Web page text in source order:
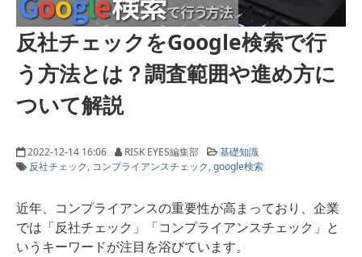
反社チェックをGoogle検索で行
う方法とは？調査範囲や進め方に
ついて解説
2022-12-14 16:06 RISK EYES編集部
基礎知識
反社チェック コンプライアンスチェック google検索
近年、コンプライアンスの重要性が高まっており、企業
では「反社チェック」「コンプライアンスチェック」と
いうキーワードが注目を浴びています。